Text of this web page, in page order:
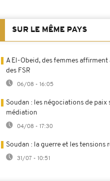
SUR LE MÊME PAYS
A El-Obeid, des femmes
des FSR
06/08 - 16:05
Soudan : les négociations de
médiation
04/08 - 17:30
Soudan : la guerre et les
31/07 - 10:51